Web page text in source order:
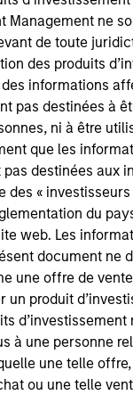
Management ne
de toute
des produits
informations
pas destinées à
ni à être
que les
destinées aux
des «
du
web. Les
document ne
une offre de
un produit
d’investissement
à une personne
une telle
ou une telle
above is
only. There is
resulted in
or will perform
trademarks and
respective
been
by such owners.
agree that you
providing these
and the inclusion
any
or monitoring
in any hyperlinked
for the
such site.